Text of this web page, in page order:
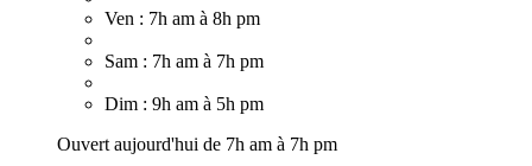
Ven : 7h am à 8h pm
Sam : 7h am à 7h pm
Dim : 9h am à 5h pm
Ouvert aujourd'hui de 7h am à 7h pm